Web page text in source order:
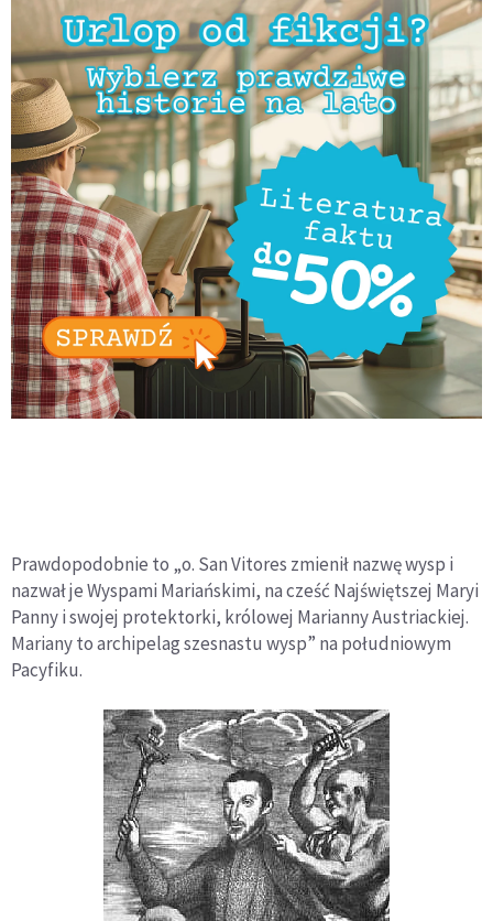
Prawdopodobnie to „o. San Vitores zmienił nazwę wysp i
nazwał je Wyspami Mariańskimi, na cześć Najświętszej Maryi
Panny i swojej protektorki, królowej Marianny Austriackiej.
Mariany to archipelag szesnastu wysp” na południowym
Pacyfiku.